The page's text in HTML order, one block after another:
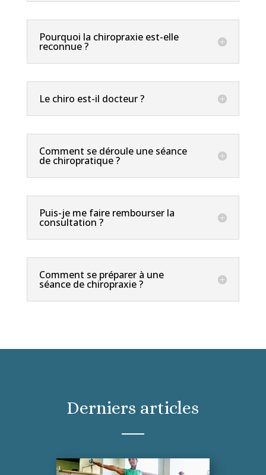
Pourquoi la chiropraxie est-elle
reconnue ?
Le chiro est-il docteur ?
Comment se déroule une séance
de chiropratique ?
Puis-je me faire rembourser la
consultation ?
Comment se préparer à une
séance de chiropraxie ?
Derniers articles